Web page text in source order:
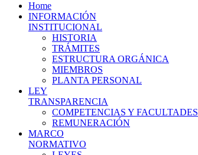
Home
INFORMACIÓN
INSTITUCIONAL
HISTORIA
TRÁMITES
ESTRUCTURA ORGÁNICA
MIEMBROS
PLANTA PERSONAL
LEY
TRANSPARENCIA
COMPETENCIAS Y FACULTADES
REMUNERACIÓN
MARCO
NORMATIVO